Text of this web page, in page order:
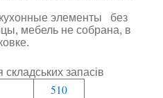
элементы без
мебель не собрана, в
складських запасів
510